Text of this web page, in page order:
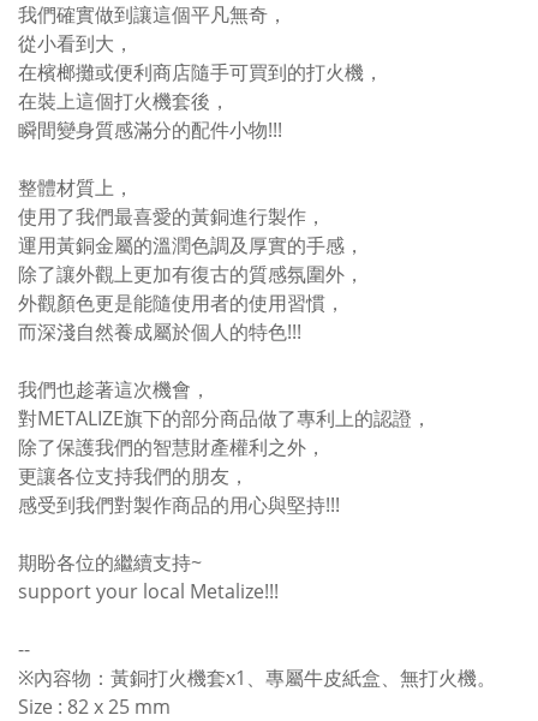
我們確實做到讓這個平凡無奇，
從小看到大，
在檳榔攤或便利商店隨手可買到的打火機，
在裝上這個打火機套後，
瞬間變身質感滿分的配件小物!!!
整體材質上，
使用了我們最喜愛的黃銅進行製作，
運用黃銅金屬的溫潤色調及厚實的手感，
除了讓外觀上更加有復古的質感氛圍外，
外觀顏色更是能隨使用者的使用習慣，
而深淺自然養成屬於個人的特色!!!
我們也趁著這次機會，
對METALIZE旗下的部分商品做了專利上的認證，
除了保護我們的智慧財產權利之外，
更讓各位支持我們的朋友，
感受到我們對製作商品的用心與堅持!!!
期盼各位的繼續支持~
support your local Metalize!!!
--
※內容物：黃銅打火機套x1、專屬牛皮紙盒、無打火機。
Size : 82 x 25 mm